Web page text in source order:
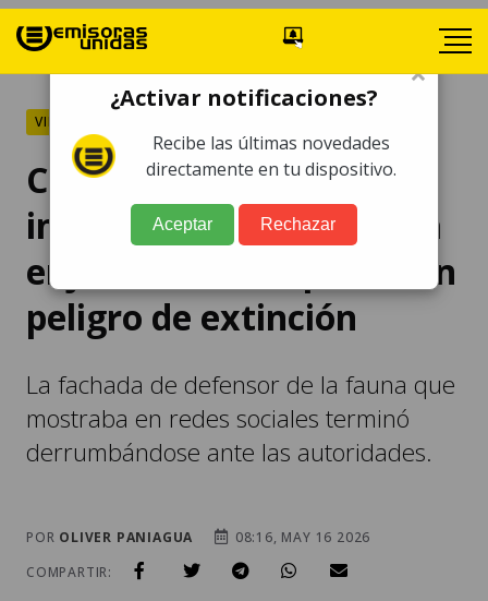
VIRAL
Capturan a famoso
influencer que mantenía
enjauladas 30 especies en
peligro de extinción
La fachada de defensor de la fauna que
mostraba en redes sociales terminó
derrumbándose ante las autoridades.
POR OLIVER PANIAGUA
08:16, MAY 16 2026
COMPARTIR:
×
¿Activar notificaciones?
Recibe las últimas novedades
directamente en tu dispositivo.
Aceptar Rechazar